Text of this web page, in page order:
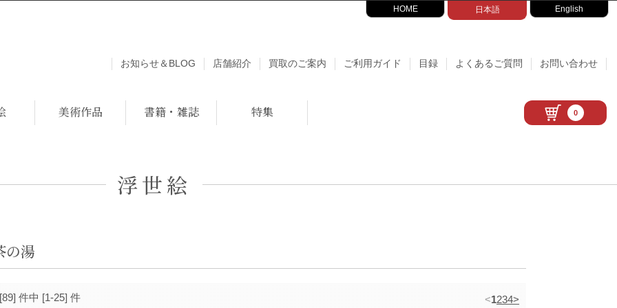
HOME 日本語 English
お知らせ＆BLOG 店舗紹介 買取のご案内 ご利用ガイド 目録 よくあるご質問 お問い合わせ
美術作品 書籍・雑誌 特集 0
浮世絵
の湯
[89] 件中 [1-25] 件 <1234>